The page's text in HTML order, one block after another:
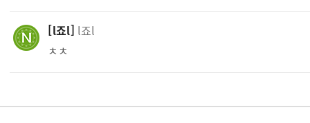
l죠l l죠l
ㅊㅊ